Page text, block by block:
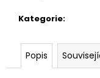
Kategorie:
Popis